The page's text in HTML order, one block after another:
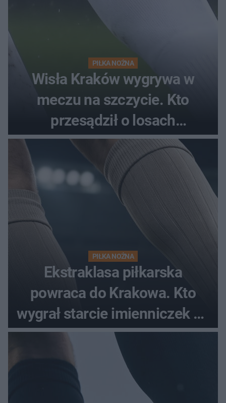
PIŁKA NOŻNA
Wisła Kraków wygrywa w
meczu na szczycie. Kto
przesądził o losach
spotkania?
PIŁKA NOŻNA
Ekstraklasa piłkarska
powraca do Krakowa. Kto
wygrał starcie imienniczek na
pełnym stadionie